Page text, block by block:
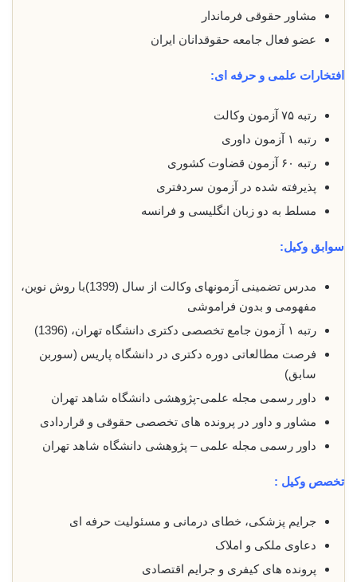
مشاور حقوقی فرماندار
عضو فعال جامعه حقوقدانان ایران
افتخارات علمی و حرفه ای:
رتبه ۷۵ آزمون وکالت
رتبه ۱ آزمون داوری
رتبه ۶۰ آزمون قضاوت کشوری
پذیرفته شده در آزمون سردفتری
مسلط به دو زبان انگلیسی و فرانسه
سوابق وکیل:
مدرس تضمینی آزمونهای وکالت از سال (1399)با روش نوین،
مفهومی و بدون فراموشی
رتبه ۱ آزمون جامع تخصصی دکتری دانشگاه تهران، (1396)
فرصت مطالعاتی دوره دکتری در دانشگاه پاریس (سوربن
سابق)
داور رسمی مجله علمی-پژوهشی دانشگاه شاهد تهران
مشاور و داور در پرونده های تخصصی حقوقی و قراردادی
داور رسمی مجله علمی – پژوهشی دانشگاه شاهد تهران
تخصص وکیل :
جرایم پزشکی، خطای درمانی و مسئولیت حرفه ای
دعاوی ملکی و املاک
پرونده های کیفری و جرایم اقتصادی